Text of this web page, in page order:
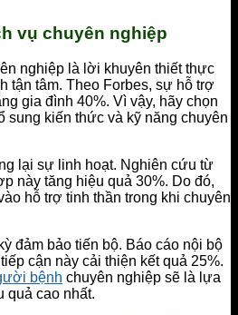
vụ chuyên nghiệp
nghiệp là lời khuyên thiết thực
tận tâm. Theo Forbes, sự hỗ trợ
gia đình 40%. Vì vậy, hãy chọn
sung kiến thức và kỹ năng chuyên
lại sự linh hoạt. Nghiên cứu từ
này tăng hiệu quả 30%. Do đó,
hỗ trợ tinh thần trong khi chuyên
đảm bảo tiến bộ. Báo cáo nội bộ
cận này cải thiện kết quả 25%.
bệnh chuyên nghiệp sẽ là lựa
quả cao nhất.